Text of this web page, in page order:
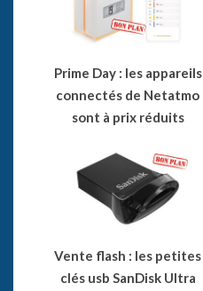
Prime Day : les appareils
connectés de Netatmo
sont à prix réduits
Vente flash : les petites
clés usb SanDisk Ultra